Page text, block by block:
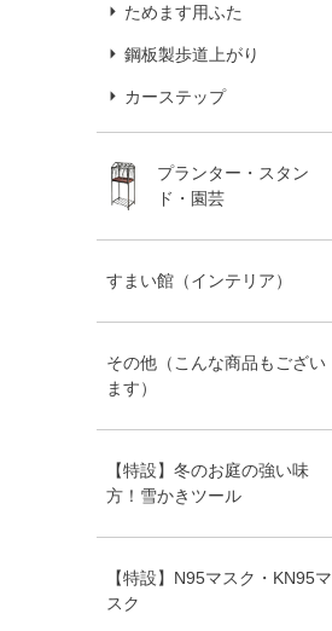
ためます用ふた
鋼板製歩道上がり
カーステップ
プランター・スタン
ド・園芸
すまい館（インテリア）
その他（こんな商品もござい
ます）
【特設】冬のお庭の強い味
方！雪かきツール
【特設】N95マスク・KN95マ
スク